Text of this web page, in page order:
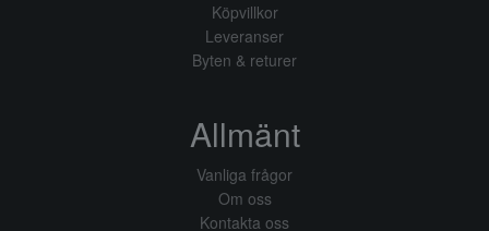
Köpvillkor
Leveranser
Byten & returer
Allmänt
Vanliga frågor
Om oss
Kontakta oss